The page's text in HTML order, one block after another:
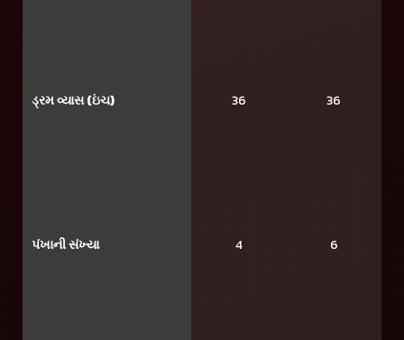
ડ્રમ વ્યાસ (ઇંચ)
પંખાની સંખ્યા
36
4
36
6